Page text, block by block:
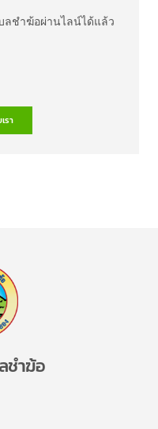
ลชำฆ้อผ่านไลน์ได้แล้ว
รา
ชำฆ้อ